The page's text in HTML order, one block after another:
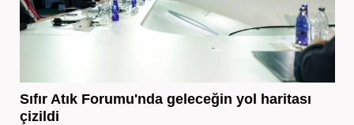
Sıfır Atık Forumu'nda geleceğin yol haritası
çizildi